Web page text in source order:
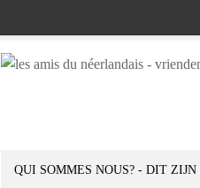
QUI SOMMES NOUS? - DIT ZIJN